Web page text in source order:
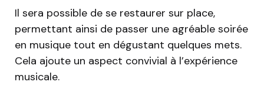
Il sera possible de se restaurer sur place,
permettant ainsi de passer une agréable soirée
en musique tout en dégustant quelques mets.
Cela ajoute un aspect convivial à l’expérience
musicale.